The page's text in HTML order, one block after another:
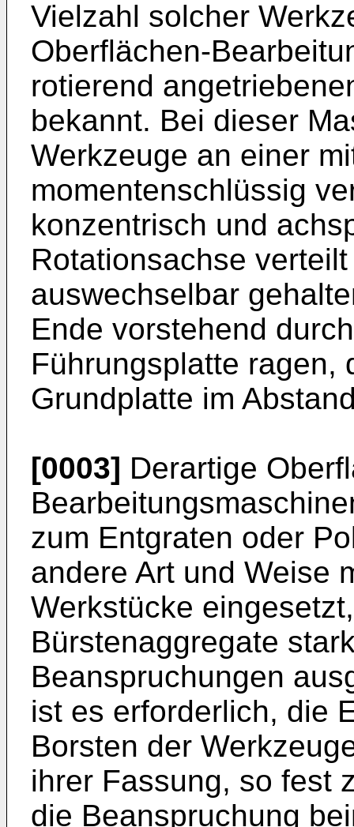
Vielzahl solcher
Oberflächen-
rotierend
bekannt. Bei dieser
Werkzeuge an einer
momentenschlüssig
konzentrisch und
Rotationsachse
auswechselbar
Ende vorstehend
Führungsplatte ragen,
Grundplatte im
[0003] Derartige
zum Entgraten oder
andere Art und Weise
Werkstücke
Bürstenaggregate
Beanspruchungen
ist es erforderlich, die
Borsten der
ihrer Fassung, so fest
die Beanspruchung